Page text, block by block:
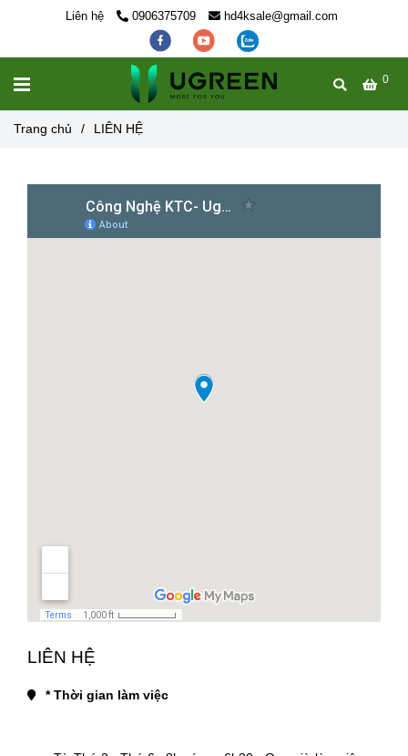
Liên hệ 0906375709 hd4ksale@gmail.com
0
Trang chủ / LIÊN HỆ
LIÊN HỆ
* Thời gian làm việc